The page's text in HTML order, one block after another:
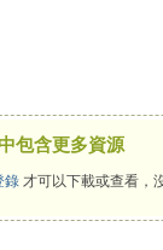
包含更多資源
錄 才可以下載或查看，